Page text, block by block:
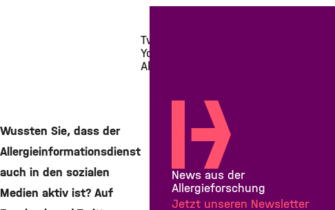
Twitter, Facebook und
Youtube: Folgen Sie dem
Allergieinformationsdienst!
Wussten Sie, dass der
Allergieinformationsdienst
auch in den sozialen
Medien aktiv ist? Auf
Teilen
Teilen
Mail
News aus der
Allergieforschung
Jetzt unseren Newsletter